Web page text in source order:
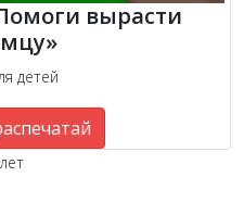
вырасти
детей